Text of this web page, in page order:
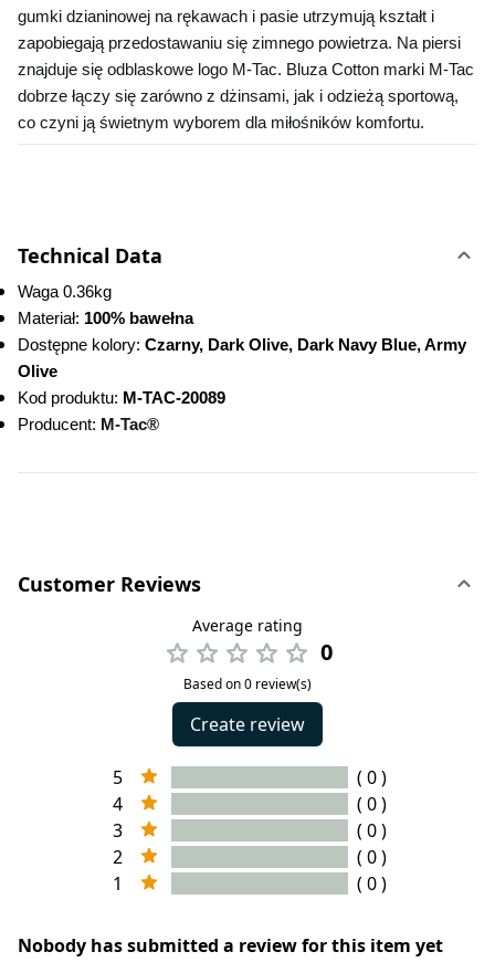
gumki dzianinowej na rękawach i pasie utrzymują kształt i
zapobiegają przedostawaniu się zimnego powietrza. Na piersi
znajduje się odblaskowe logo M-Tac. Bluza Cotton marki M-Tac
dobrze łączy się zarówno z dżinsami, jak i odzieżą sportową,
co czyni ją świetnym wyborem dla miłośników komfortu.
Technical Data
Waga 0.36kg
Materiał: 100% bawełna
Dostępne kolory: Czarny, Dark Olive, Dark Navy Blue, Army
Olive
Kod produktu: M-TAC-20089
Producent: M-Tac®
Customer Reviews
Average rating
0
Based on 0 review(s)
Create review
5
( 0 )
4
( 0 )
3
( 0 )
2
( 0 )
1
( 0 )
Nobody has submitted a review for this item yet